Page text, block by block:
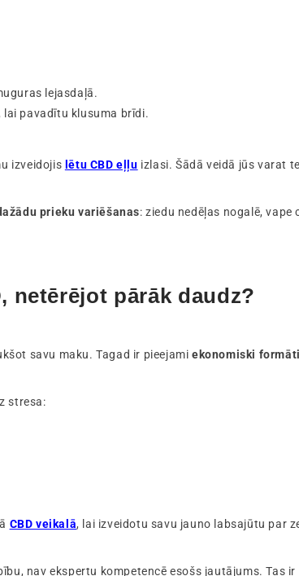
lejasdaļā.
lai pavadītu klusuma brīdi.
izveidojis lētu CBD eļļu izlasi. Šādā veidā jūs varat
prieku variēšanas: ziedu nedēļas nogalē,
netērējot pārāk daudz?
savu maku. Tagad ir pieejamiekonomiski formāti
stresa:
CBD veikalā, lai izveidotu savu jauno labsajūtu par
nav ekspertu kompetencē esošs jautājums. Tas